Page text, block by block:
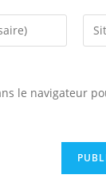
Saisir
site
le navigateur